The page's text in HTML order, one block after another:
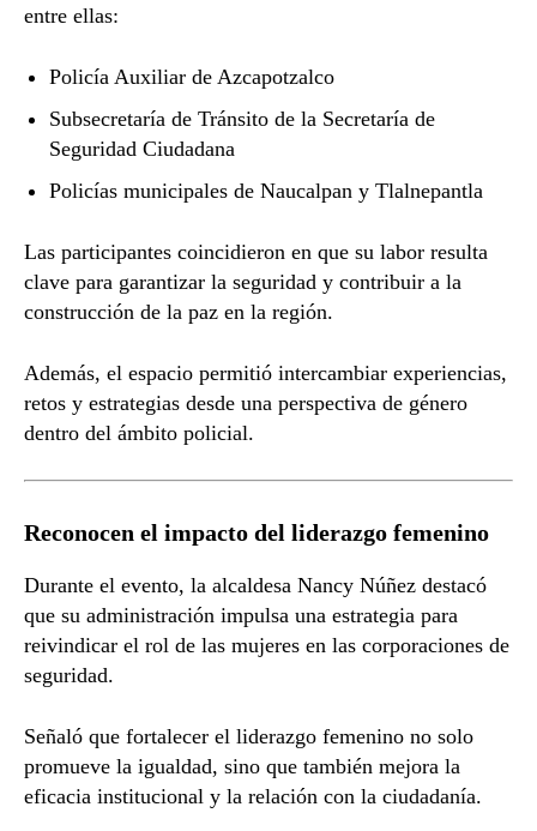
entre ellas:
Policía Auxiliar de Azcapotzalco
Subsecretaría de Tránsito de la Secretaría de
Seguridad Ciudadana
Policías municipales de Naucalpan y Tlalnepantla
Las participantes coincidieron en que su labor resulta
clave para garantizar la seguridad y contribuir a la
construcción de la paz en la región.
Además, el espacio permitió intercambiar experiencias,
retos y estrategias desde una perspectiva de género
dentro del ámbito policial.
Reconocen el impacto del liderazgo femenino
Durante el evento, la alcaldesa Nancy Núñez destacó
que su administración impulsa una estrategia para
reivindicar el rol de las mujeres en las corporaciones de
seguridad.
Señaló que fortalecer el liderazgo femenino no solo
promueve la igualdad, sino que también mejora la
eficacia institucional y la relación con la ciudadanía.